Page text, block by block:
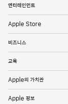
엔터테인먼트
Apple Store
비즈니스
교육
Apple의 가치관
Apple 정보